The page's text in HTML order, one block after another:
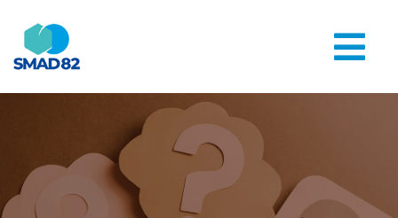
contenu
Aide à domicile